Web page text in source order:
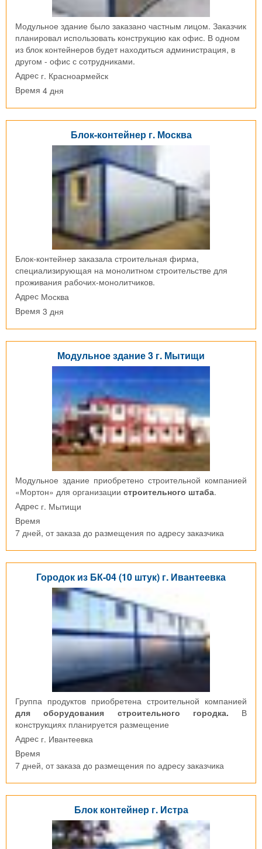
Модульное здание было заказано частным лицом. Заказчик
планировал использовать конструкцию как офис. В одном
из блок контейнеров будет находиться администрация, в
другом - офис с сотрудниками.
Адрес г. Красноармейск
Время 4 дня
Блок-контейнер г. Москва
Блок-контейнер заказала строительная фирма,
специализирующая на монолитном строительстве для
проживания рабочих-монолитчиков.
Адрес Москва
Время 3 дня
Модульное здание 3 г. Мытищи
Модульное здание приобретено строительной компанией
«Мортон» для организации строительного штаба.
Адрес г. Мытищи
Время
7 дней, от заказа до размещения по адресу заказчика
Городок из БК-04 (10 штук) г. Ивантеевка
Группа продуктов приобретена строительной компанией
для оборудования строительного городка. В
конструкциях планируется размещение
Адрес г. Ивантеевка
Время
7 дней, от заказа до размещения по адресу заказчика
Блок контейнер г. Истра